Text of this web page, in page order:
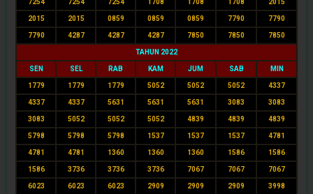
7254 7254 7254 1708 1708 1708 2015
2015 2015 0859 0859 0859 7790 7790
7790 4287 4287 4287 7850 7850 7850
TAHUN 2022
SEN SEL RAB KAM JUM SAB MIN
1779 1779 1779 5052 5052 5052 4337
4337 4337 5631 5631 5631 3083 3083
3083 5052 5052 5052 4839 4839 4839
5798 5798 5798 1537 1537 1537 4781
4781 4781 1360 1360 1360 1586 1586
1586 3736 3736 3736 7067 7067 7067
6023 6023 6023 2909 2909 2909 3998